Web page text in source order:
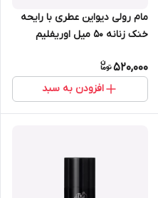
مام رولی دیواین عطری با رایحه
خنک زنانه 50 میل اوریفلیم
520,000
افزودن به سبد